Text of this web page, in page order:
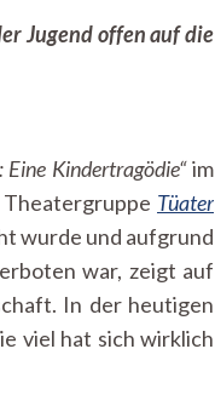
Jugend offen auf die
Kindertragödie“im
Tüater
wurde und aufgrund
war, zeigt auf
In der heutigen
viel hat sich wirklich